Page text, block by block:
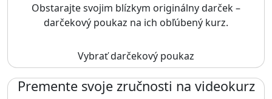
Obstarajte svojim blízkym originálny darček –
darčekový poukaz na ich obľúbený kurz.
Vybrať darčekový poukaz
Premente svoje zručnosti na videokurz